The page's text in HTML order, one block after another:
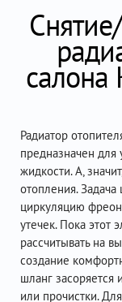
салона
Радиатор
предназначен для
жидкости. А,
отопления.
циркуляцию
утечек. Пока этот
рассчитывать на
создание
шланг
или прочистки.